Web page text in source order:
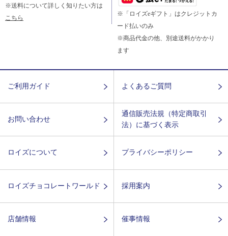
※送料について詳しく知りたい方は
こちら
※「ロイズeギフト」はクレジットカ
ード払いのみ
※商品代金の他、別途送料がかかり
ます
ご利用ガイド よくあるご質問
お問い合わせ
通信販売法規（特定商取引
法）に基づく表示
ロイズについて プライバシーポリシー
ロイズチョコレートワールド 採用案内
店舗情報 催事情報